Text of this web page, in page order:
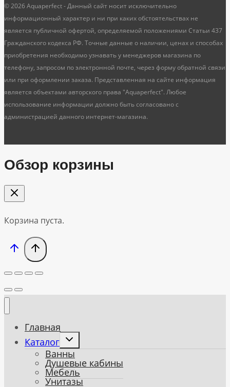
© 2026 Aquaperfect - Данный сайт носит исключительно
информационный характер и ни при каких обстоятельствах не
является публичной офертой, определяемой положениями Статьи 437
Гражданского кодекса РФ. Точные данные о наличии, ценах и способах
приобретения необходимо узнавать у менеджеров магазина по
телефону, запросом по электронной почте, через форму обратной связи
или при оформлении заказа. Представленная на сайте информация
является объектами авторского права "Aquaperfect". Любое
использование информации должно быть согласовано с
администрацией данного интернет-магазина.
Обзор корзины
Корзина пуста.
Главная
Каталог
Toggle
menu
Ванны
Душевые кабины
Мебель
Унитазы